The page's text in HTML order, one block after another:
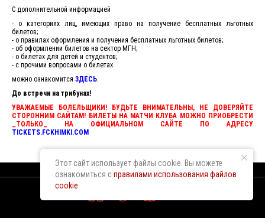
С дополнительной информацией
- о категориях лиц, имеющих право на получение бесплатных льготных
билетов;
- о правилах оформления и получения бесплатных льготных билетов;
- об оформлении билетов на сектор МГН;
- о билетах для детей и студентов;
- с прочими вопросами о билетах
можно ознакомится ЗДЕСЬ.
До встречи на трибунах!
УВАЖАЕМЫЕ БОЛЕЛЬЩИКИ! БУДЬТЕ ВНИМАТЕЛЬНЫ, НЕ ДОВЕРЯЙТЕ
СТОРОННИМ САЙТАМ! БИЛЕТЫ НА МАТЧИ КЛУБА МОЖНО ПРИОБРЕСТИ
_ТОЛЬКО_ НА ОФИЦИАЛЬНОМ САЙТЕ ПО АДРЕСУ
TICKETS.FCKHIMKI.COM
Этот сайт использует файлы cookie. Вы можете
ознакомиться справилами использования файлов
cookie